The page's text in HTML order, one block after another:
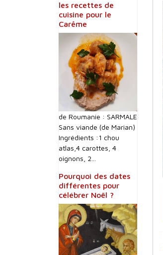
les recettes de
cuisine pour le
Carême
de Roumanie : SARMALE
Sans viande (de Marian)
Ingrédients :1 chou
atlas,4 carottes, 4
oignons, 2...
Pourquoi des dates
différentes pour
célébrer Noël ?